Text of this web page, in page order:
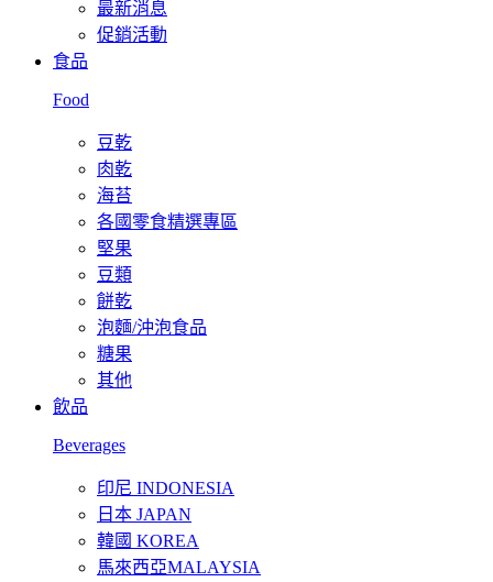
最新消息
促銷活動
食品
Food
豆乾
肉乾
海苔
各國零食精選專區
堅果
豆類
餅乾
泡麵/沖泡食品
糖果
其他
飲品
Beverages
印尼 INDONESIA
日本 JAPAN
韓國 KOREA
馬來西亞MALAYSIA